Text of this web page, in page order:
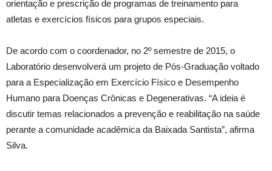
orientação e prescrição de programas de treinamento para
atletas e exercícios físicos para grupos especiais.
De acordo com o coordenador, no 2º semestre de 2015, o
Laboratório desenvolverá um projeto de Pós-Graduação voltado
para a Especialização em Exercício Físico e Desempenho
Humano para Doenças Crônicas e Degenerativas. “A ideia é
discutir temas relacionados a prevenção e reabilitação na saúde
perante a comunidade acadêmica da Baixada Santista”, afirma
Silva.